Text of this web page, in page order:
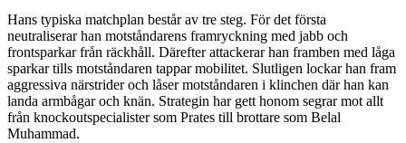
Hans typiska matchplan består av tre steg. För det första
neutraliserar han motståndarens framryckning med jabb och
frontsparkar från räckhåll. Därefter attackerar han framben med låga
sparkar tills motståndaren tappar mobilitet. Slutligen lockar han fram
aggressiva närstrider och låser motståndaren i klinchen där han kan
landa armbågar och knän. Strategin har gett honom segrar mot allt
från knockoutspecialister som Prates till brottare som Belal
Muhammad.